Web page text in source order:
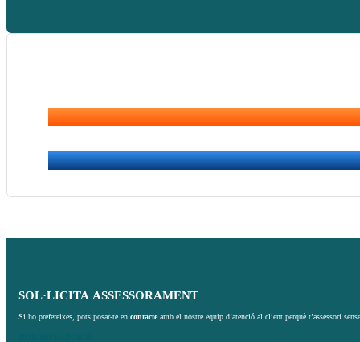
SOL·LICITA ASSESSORAMENT
Si ho prefereixes, pots posar-te en contacteamb el nostre equip d’atenció al client perquè t’assessori